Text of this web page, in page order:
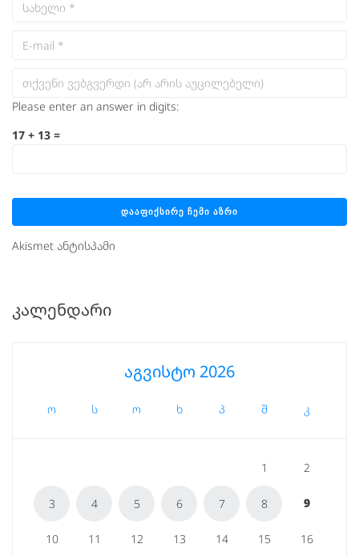
Please enter an answer in digits:
17 + 13 =
Akismet ანტისპამი
ᲙᲐᲚᲔᲜᲓᲐᲠᲘ
აგვისტო 2026
ო ს ო ხ პ შ კ
1 2
3 4 5 6 7 8 9
10 11 12 13 14 15 16